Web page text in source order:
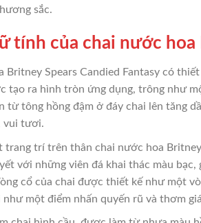
sắc.
tính của chai nước hoa
Britney Spears Candied Fantasy có
tạo ra hình tròn ứng dụng, trông như
từ tông hồng đậm ở đáy chai lên tăng
vui tươi.
trang trí trên thân chai nước hoa
với những viên đá khai thác màu
cổ của chai được thiết kế như một
như một điểm nhấn quyến rũ và thơm